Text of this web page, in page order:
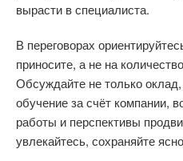
вырасти в специалиста.
В переговорах
приносите, а не на
Обсуждайте не только
обучение за счёт компании,
работы и перспективы
увлекайтесь, сохраняйте